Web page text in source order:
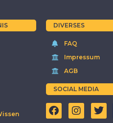
DIVERSES
FAQ
Impressum
AGB
SOCIAL MEDIA